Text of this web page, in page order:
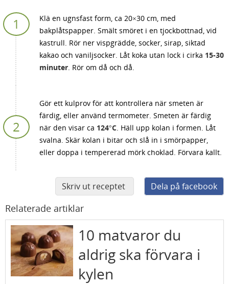
Klä en ugnsfast form, ca 20×30 cm, med
bakplåtspapper. Smält smöret i en tjockbottnad, vid
kastrull. Rör ner vispgrädde, socker, sirap, siktad
kakao och vaniljsocker. Låt koka utan lock i cirka 15-30
minuter. Rör om då och då.
Gör ett kulprov för att kontrollera när smeten är
färdig, eller använd termometer. Smeten är färdig
när den visar ca 124°C. Häll upp kolan i formen. Låt
svalna. Skär kolan i bitar och slå in i smörpapper,
eller doppa i tempererad mörk choklad. Förvara kallt.
Skriv ut receptet Dela på facebook
Relaterade artiklar
10 matvaror du
aldrig ska förvara i
kylen